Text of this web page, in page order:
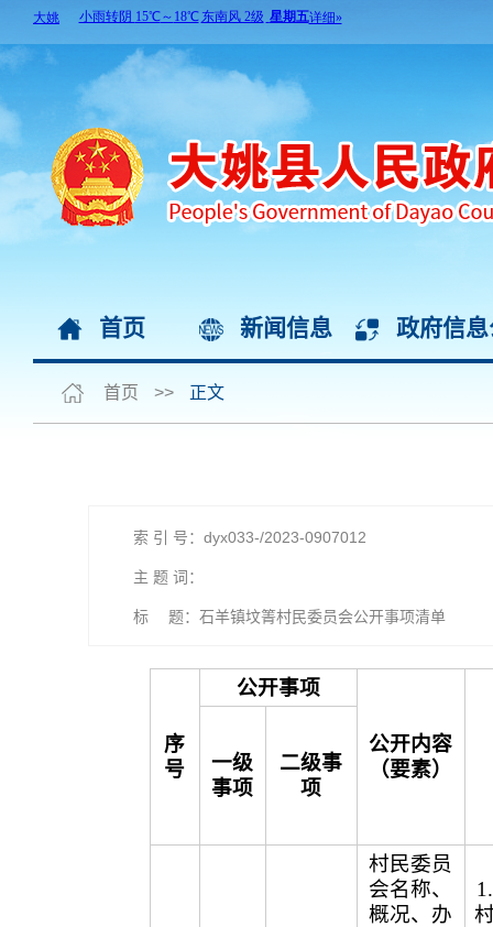
首页 新闻信息 政府信
首页 >> 正文
索 引 号：dyx033-/2023-0907012
主 题 词：
标 题：石羊镇坟箐村民委员会公开事项清单
序
号
公开事项
公开内容
（要素）
一级
事项
二级事
项
村民委员
会名称、
概况、办